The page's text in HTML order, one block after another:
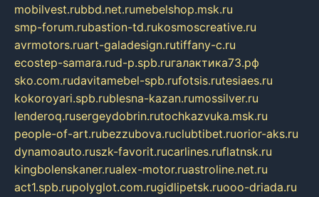
mobilvest.rubbd.net.rumebelshop.msk.ru
smp-forum.rubastion-td.rukosmoscreative.ru
avrmotors.ruart-galadesign.rutiffany-c.ru
ecostep-samara.rud-p.spb.ruгалактика73.рф
sko.com.rudavitamebel-spb.rufotsis.rutesiaes.ru
kokoroyari.spb.rublesna-kazan.rumossilver.ru
lenderoq.rusergeydobrin.rutochkazvuka.msk.ru
people-of-art.rubezzubova.ruclubtibet.ruorior-aks.ru
dynamoauto.ruszk-favorit.rucarlines.ruflatnsk.ru
kingbolenskaner.rualex-motor.ruastroline.net.ru
act1.spb.rupolyglot.com.rugidlipetsk.ruooo-driada.ru